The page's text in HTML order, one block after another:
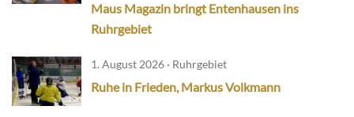
Maus Magazin bringt Entenhausen ins
Ruhrgebiet
1. August 2026 · Ruhrgebiet
Ruhe in Frieden, Markus Volkmann